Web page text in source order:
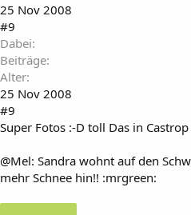
25 Nov 2008
#9
Dabei
Beiträge
Alter
25 Nov 2008
#9
Super Fotos :-D toll Das in
@Mel: Sandra wohnt auf den
mehr Schnee hin!! :mrgreen: